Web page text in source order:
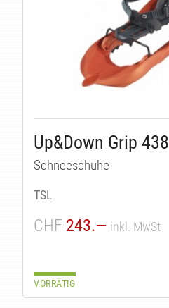
Up&Down Grip 438
Schneeschuhe
TSL
CHF 243.— inkl. MwSt
VORRÄTIG